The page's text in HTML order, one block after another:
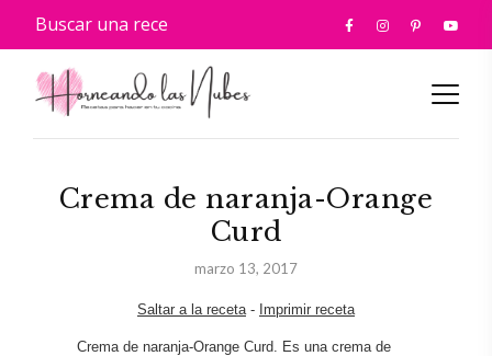
Crema de naranja-Orange
Curd
marzo 13, 2017
Saltar a la receta- Imprimir receta
Crema de naranja-Orange Curd. Es una crema de